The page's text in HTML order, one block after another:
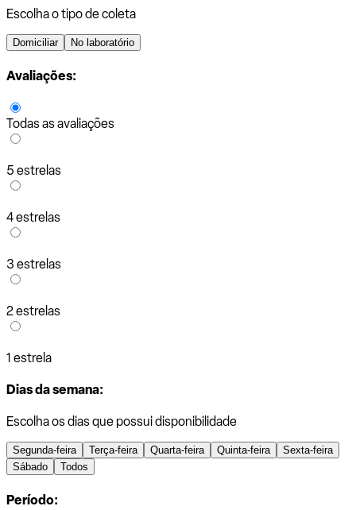
Escolha o tipo de coleta
Domiciliar No laboratório
Avaliações:
Todas as avaliações
5 estrelas
4 estrelas
3 estrelas
2 estrelas
1 estrela
Dias da semana:
Escolha os dias que possui disponibilidade
Segunda-feira Terça-feira Quarta-feira Quinta-feira
Sexta-feira
Sábado
Todos
Período: